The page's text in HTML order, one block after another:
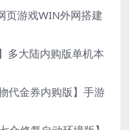
页游戏WIN外网搭建
多大陆内购版单机本
代金券内购版】手游